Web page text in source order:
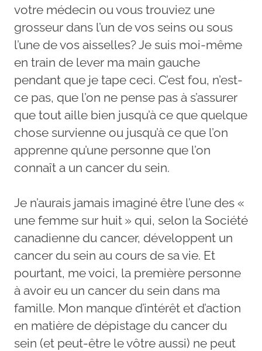
votre médecin ou vous trouviez une
grosseur dans l’un de vos seins ou sous
l’une de vos aisselles? Je suis moi-même
en train de lever ma main gauche
pendant que je tape ceci. C’est fou, n’est-
ce pas, que l’on ne pense pas à s’assurer
que tout aille bien jusqu’à ce que quelque
chose survienne ou jusqu’à ce que l’on
apprenne qu’une personne que l’on
connaît a un cancer du sein.
Je n’aurais jamais imaginé être l’une des «
une femme sur huit » qui, selon la Société
canadienne du cancer, développent un
cancer du sein au cours de sa vie. Et
pourtant, me voici, la première personne
à avoir eu un cancer du sein dans ma
famille. Mon manque d’intérêt et d’action
en matière de dépistage du cancer du
sein (et peut-être le vôtre aussi) ne peut